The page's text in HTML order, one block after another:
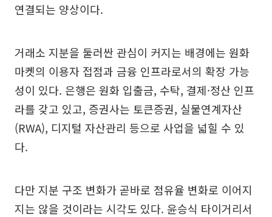
연결되는 양상이다.
거래소 지분을 둘러싼 관심이 커지는 배경에는 원화
마켓의 이용자 접점과 금융 인프라로서의 확장 가능
성이 있다. 은행은 원화 입출금, 수탁, 결제·정산 인프
라를 갖고 있고, 증권사는 토큰증권, 실물연계자산
(RWA), 디지털 자산관리 등으로 사업을 넓힐 수 있
다.
다만 지분 구조 변화가 곧바로 점유율 변화로 이어지
지는 않을 것이라는 시각도 있다. 윤승식 타이거리서